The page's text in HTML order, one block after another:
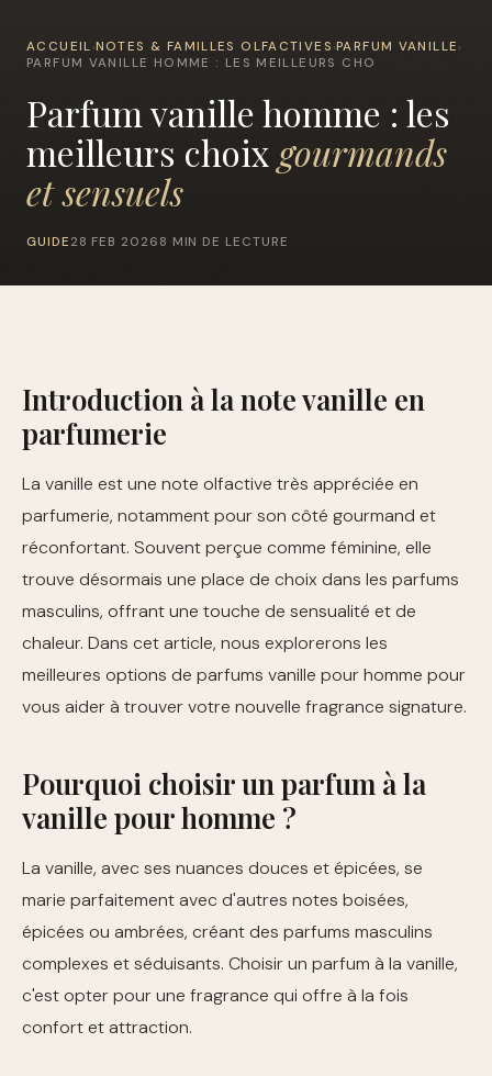
ACCUEIL ›NOTES & FAMILLES OLFACTIVES ›PARFUM VANILLE ›
PARFUM VANILLE HOMME : LES MEILLEURS CHO
Parfum vanille homme : les
meilleurs choix gourmands
et sensuels
GUIDE 28 FEB 2026 8 MIN DE LECTURE
Introduction à la note vanille en
parfumerie
La vanille est une note olfactive très appréciée en
parfumerie, notamment pour son côté gourmand et
réconfortant. Souvent perçue comme féminine, elle
trouve désormais une place de choix dans les parfums
masculins, offrant une touche de sensualité et de
chaleur. Dans cet article, nous explorerons les
meilleures options de parfums vanille pour homme pour
vous aider à trouver votre nouvelle fragrance signature.
Pourquoi choisir un parfum à la
vanille pour homme ?
La vanille, avec ses nuances douces et épicées, se
marie parfaitement avec d'autres notes boisées,
épicées ou ambrées, créant des parfums masculins
complexes et séduisants. Choisir un parfum à la vanille,
c'est opter pour une fragrance qui offre à la fois
confort et attraction.